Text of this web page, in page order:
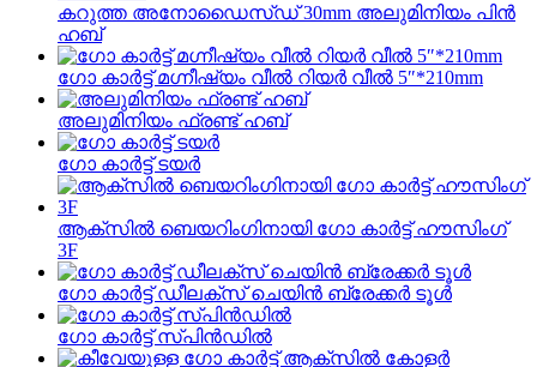
കറുത്ത അനോഡൈസ്ഡ് 30mm അലുമിനിയം പിൻ
ഹബ്
ഗോ കാർട്ട് മഗ്നീഷ്യം വീൽ റിയർ വീൽ 5″*210mm
അലുമിനിയം ഫ്രണ്ട് ഹബ്
ഗോ കാർട്ട് ടയർ
ആക്സിൽ ബെയറിംഗിനായി ഗോ കാർട്ട് ഹൗസിംഗ്
3F
ഗോ കാർട്ട് ഡീലക്സ് ചെയിൻ ബ്രേക്കർ ടൂൾ
ഗോ കാർട്ട് സ്പിൻഡിൽ